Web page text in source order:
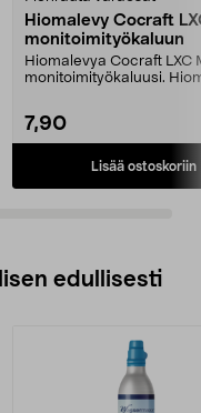
Hiomalevy Cocraft
monitoimityökaluun
Hiomalevya Cocraft LXC
monitoimityökaluusi.
7,90
Lisää ostoskoriin
edullisesti